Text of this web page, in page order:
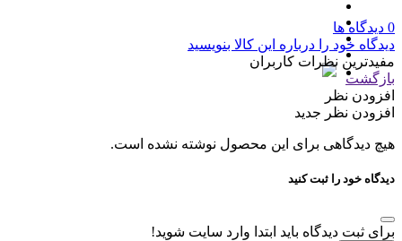
0 دیدگاه ها
دیدگاه خود را درباره این کالا بنویسید
مفیدترین نظرات کاربران
بازگشت
افزودن نظر
افزودن نظر جدید
هیچ دیدگاهی برای این محصول نوشته نشده است.
دیدگاه خود را ثبت کنید
برای ثبت دیدگاه باید ابتدا وارد سایت شوید!